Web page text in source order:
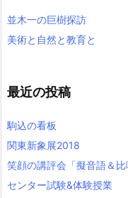
並木一の巨樹探訪
美術と自然と教育と
最近の投稿
駒込の看板
関東新象展2018
笑顔の講評会「擬音語＆比
センター試験&体験授業